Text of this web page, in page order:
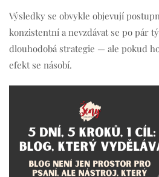
Výsledky se obvykle objevují
konzistentní a nevzdávat se po pár
dlouhodobá strategie — ale pokud
efekt se násobí.